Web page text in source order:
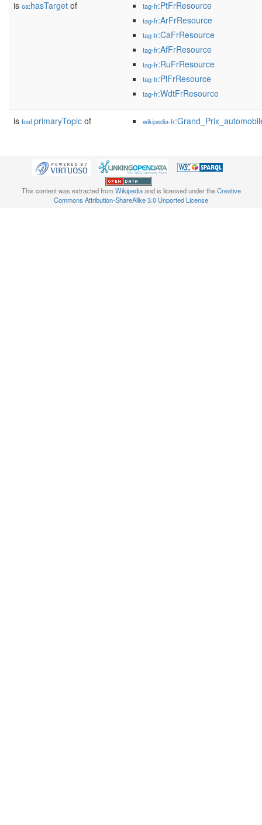
is oa:hasTarget of tag-fr:PtFrResource
tag-fr:ArFrResource
tag-fr:CaFrResource
tag-fr:AfFrResource
tag-fr:RuFrResource
tag-fr:PlFrResource
tag-fr:WdtFrResource
is foaf:primaryTopic of wikipedia-fr
This content was extracted fromWikipediaand is licensed under theCreative
Commons Attribution-ShareAlike 3.0 Unported License